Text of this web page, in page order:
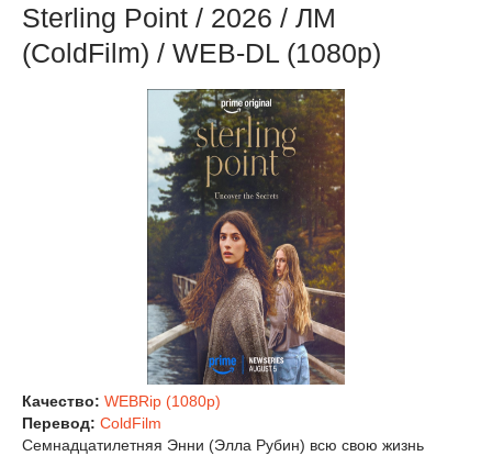
Sterling Point / 2026 / ЛМ
(ColdFilm) / WEB-DL (1080р)
Качество: WEBRip (1080p)
Перевод: ColdFilm
Семнадцатилетняя Энни (Элла Рубин) всю свою жизнь